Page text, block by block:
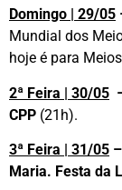
Domingo | 29/05
Mundial dos
hoje é para
2ª Feira | 30/05
CPP (21h).
3ª Feira | 31/05 –
Maria. Festa da